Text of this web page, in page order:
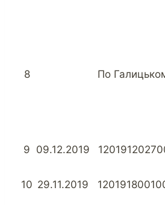
8 По
9 09.12.2019
10 29.11.2019